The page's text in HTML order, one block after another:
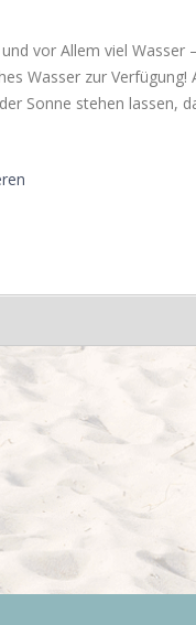
vor Allem viel Wasser
Wasser zur Verfügung!
Sonne stehen lassen,